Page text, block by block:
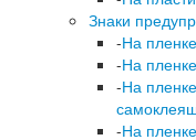
Знаки
-На
-На
-На
-На